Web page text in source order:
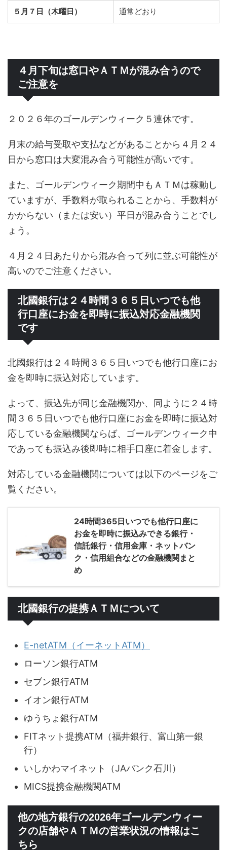
５月７日（木曜日） 通常どおり
４月下旬は窓口やＡＴＭが混み合うので
ご注意を
２０２６年のゴールデンウィーク５連休です。
月末の給与受取や支払などがあることから４月２４
日から窓口は大変混み合う可能性が高いです。
また、ゴールデンウィーク期間中もＡＴＭは稼動し
ていますが、手数料が取られることから、手数料が
かからない（または安い）平日が混み合うことでし
ょう。
４月２４日あたりから混み合って列に並ぶ可能性が
高いのでご注意ください。
北國銀行は２４時間３６５日いつでも他
行口座にお金を即時に振込対応金融機関
です
北國銀行は２４時間３６５日いつでも他行口座にお
金を即時に振込対応しています。
よって、振込先が同じ金融機関か、同ように２４時
間３６５日いつでも他行口座にお金を即時に振込対
応している金融機関ならば、ゴールデンウィーク中
であっても振込み後即時に相手口座に着金します。
対応している金融機関については以下のページをご
覧ください。
24時間365日いつでも他行口座に
お金を即時に振込みできる銀行・
信託銀行・信用金庫・ネットバン
ク・信用組合などの金融機関まと
め
北國銀行の提携ＡＴＭについて
E-netATM（イーネットATM）
ローソン銀行ATM
セブン銀行ATM
イオン銀行ATM
ゆうちょ銀行ATM
FITネット提携ATM（福井銀行、富山第一銀
行）
いしかわマイネット（JAバンク石川）
MICS提携金融機関ATM
他の地方銀行の2026年ゴールデンウィー
クの店舗やＡＴＭの営業状況の情報はこ
ちら